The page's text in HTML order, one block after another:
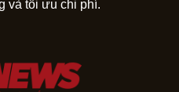
và tối ưu chi phí.